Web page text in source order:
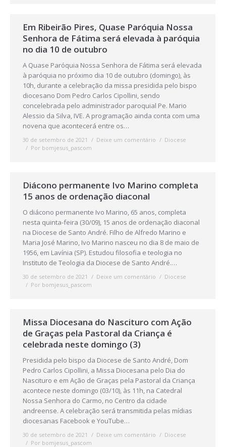
Em Ribeirão Pires, Quase Paróquia Nossa
Senhora de Fátima será elevada à paróquia
no dia 10 de outubro
A Quase Paróquia Nossa Senhora de Fátima será elevada
à paróquia no próximo dia 10 de outubro (domingo), às
10h, durante a celebração da missa presidida pelo bispo
diocesano Dom Pedro Carlos Cipollini, sendo
concelebrada pelo administrador paroquial Pe. Mario
Alessio da Silva, IVE. A programação ainda conta com uma
novena que acontecerá entre os…
30 de setembro de 2021 Deixe um comentário
Diocese
Por bomjesus_pascom
Diácono permanente Ivo Marino completa
15 anos de ordenação diaconal
O diácono permanente Ivo Marino, 65 anos, completa
nesta quinta-feira (30/09), 15 anos de ordenação diaconal
na Diocese de Santo André. Filho de Alfredo Marino e
Maria José Marino, Ivo Marino nasceu no dia 8 de maio de
1956, em Lavínia (SP). Estudou filosofia e teologia no
Instituto de Teologia da Diocese de Santo André.…
30 de setembro de 2021 Deixe um comentário
Diocese
Por bomjesus_pascom
Missa Diocesana do Nascituro com Ação
de Graças pela Pastoral da Criança é
celebrada neste domingo (3)
Presidida pelo bispo da Diocese de Santo André, Dom
Pedro Carlos Cipollini, a Missa Diocesana pelo Dia do
Nascituro e em Ação de Graças pela Pastoral da Criança
acontece neste domingo (03/10), às 11h, na Catedral
Nossa Senhora do Carmo, no Centro da cidade
andreense. A celebração será transmitida pelas mídias
diocesanas Facebook e YouTube…
30 de setembro de 2021 Deixe um comentário
Diocese
Por bomjesus_pascom